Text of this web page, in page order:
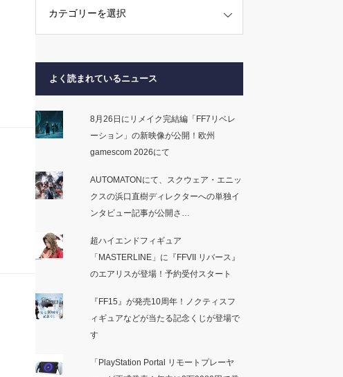
よく読まれているニュース
8月26日にリメイク完結編「FF7リベレ
ーション」の新映像が公開！欧州
gamescom 2026にて
AUTOMATONにて、スクウェア・エニッ
クスの浜口直樹ディレクターへの単独イ
ンタビュー記事が公開さ…
超ハイエンドフィギュア
「MASTERLINE」に『FFVII リバース』
のエアリスが登場！予約受付スタート
『FF15』が発売10周年！ノクティスフ
ィギュアなどが当たる記念くじが登場で
す
「PlayStation Portal リモートプレーヤ